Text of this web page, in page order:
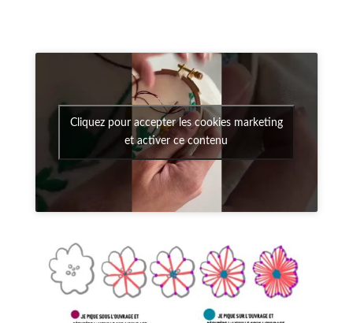
Cliquez pour accepter les cookies marketing
et activer ce contenu